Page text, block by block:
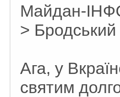
Майдан-
>
Ага, у
святим